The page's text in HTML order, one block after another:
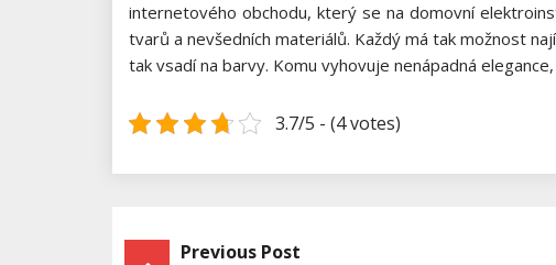
internetového obchodu, který se na domovní
tvarů a nevšedních materiálů. Každý má tak možnost
tak vsadí na barvy. Komu vyhovuje nenápadná
3.7/5 - (4 votes)
Previous Post